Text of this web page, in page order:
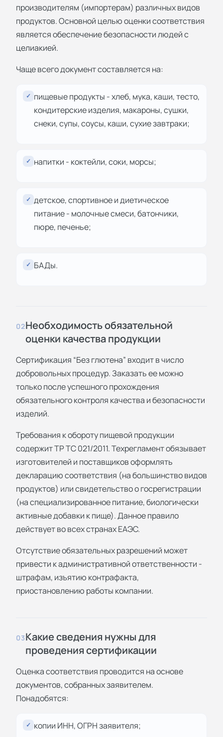
производителям (импортерам) различных видов
продуктов. Основной целью оценки соответствия
является обеспечение безопасности людей с
целиакией.
Чаще всего документ составляется на:
✓ пищевые продукты - хлеб, мука, каши, тесто,
кондитерские изделия, макароны, сушки,
снеки, супы, соусы, каши, сухие завтраки;
✓ напитки - коктейли, соки, морсы;
✓ детское, спортивное и диетическое
питание - молочные смеси, батончики,
пюре, печенье;
✓ БАДы.
02Необходимость обязательной
оценки качества продукции
Сертификация “Без глютена” входит в число
добровольных процедур. Заказать ее можно
только после успешного прохождения
обязательного контроля качества и безопасности
изделий.
Требования к обороту пищевой продукции
содержит ТР ТС 021/2011. Техрегламент обязывает
изготовителей и поставщиков оформлять
декларацию соответствия (на большинство видов
продуктов) или свидетельство о госрегистрации
(на специализированное питание, биологически
активные добавки к пище). Данное правило
действует во всех странах ЕАЭС.
Отсутствие обязательных разрешений может
привести к административной ответственности -
штрафам, изъятию контрафакта,
приостановлению работы компании.
03Какие сведения нужны для
проведения сертификации
Оценка соответствия проводится на основе
документов, собранных заявителем.
Понадобятся:
✓ копии ИНН, ОГРН заявителя;